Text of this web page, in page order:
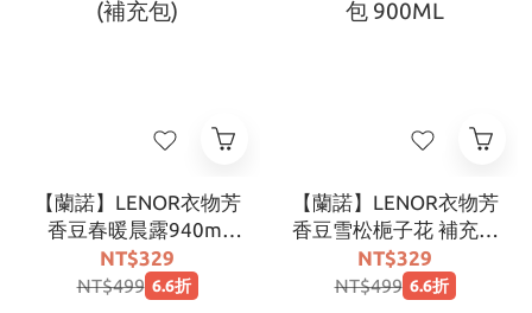
【蘭諾】LENOR衣物芳
香豆春暖晨露940ml
(補充包)
NT$329
NT$499 6.6折
【蘭諾】LENOR衣物芳
香豆雪松梔子花 補充包
900ML
NT$329
NT$499 6.6折